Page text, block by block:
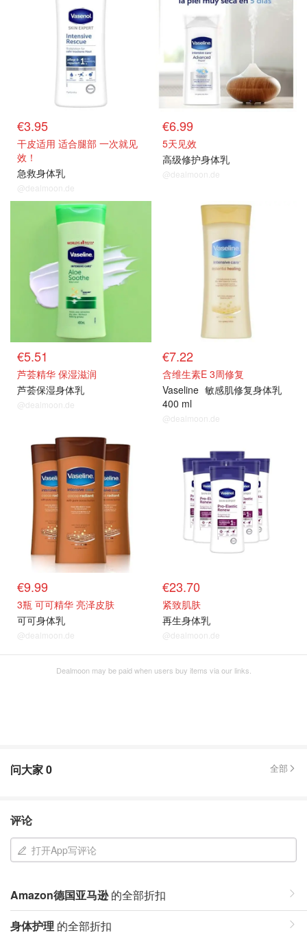
€3.95
干皮适用 适合腿部 一次就见
效！
急救身体乳
@dealmoon.de
€6.99
5天见效
高级修护身体乳
@dealmoon.de
€5.51
芦荟精华 保湿滋润
芦荟保湿身体乳
@dealmoon.de
€7.22
含维生素E 3周修复
Vaseline 敏感肌修复身体乳
400 ml
@dealmoon.de
€9.99
3瓶 可可精华 亮泽皮肤
可可身体乳
@dealmoon.de
€23.70
紧致肌肤
再生身体乳
@dealmoon.de
Dealmoon may be paid when users buy items via our links.
问大家0 全部
评论
打开App写评论
Amazon德国亚马逊的全部折扣
身体护理 的全部折扣